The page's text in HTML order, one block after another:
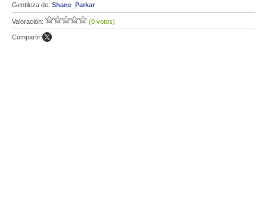
Gentileza de: Shane_Parkar
Valoración: (0 votos)
Compartir: